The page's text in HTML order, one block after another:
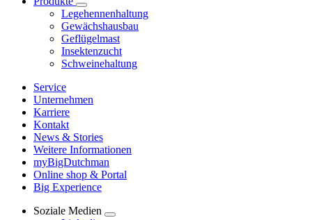
Legehennenhaltung
Gewächshausbau
Geflügelmast
Insektenzucht
Schweinehaltung
Service
Unternehmen
Karriere
Kontakt
News & Stories
Weitere Informationen
myBigDutchman
Online shop & Portal
Big Experience
Soziale Medien